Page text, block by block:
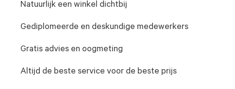
Natuurlijk een winkel dichtbij
Gediplomeerde en deskundige medewerkers
Gratis advies en oogmeting
Altijd de beste service voor de beste prijs